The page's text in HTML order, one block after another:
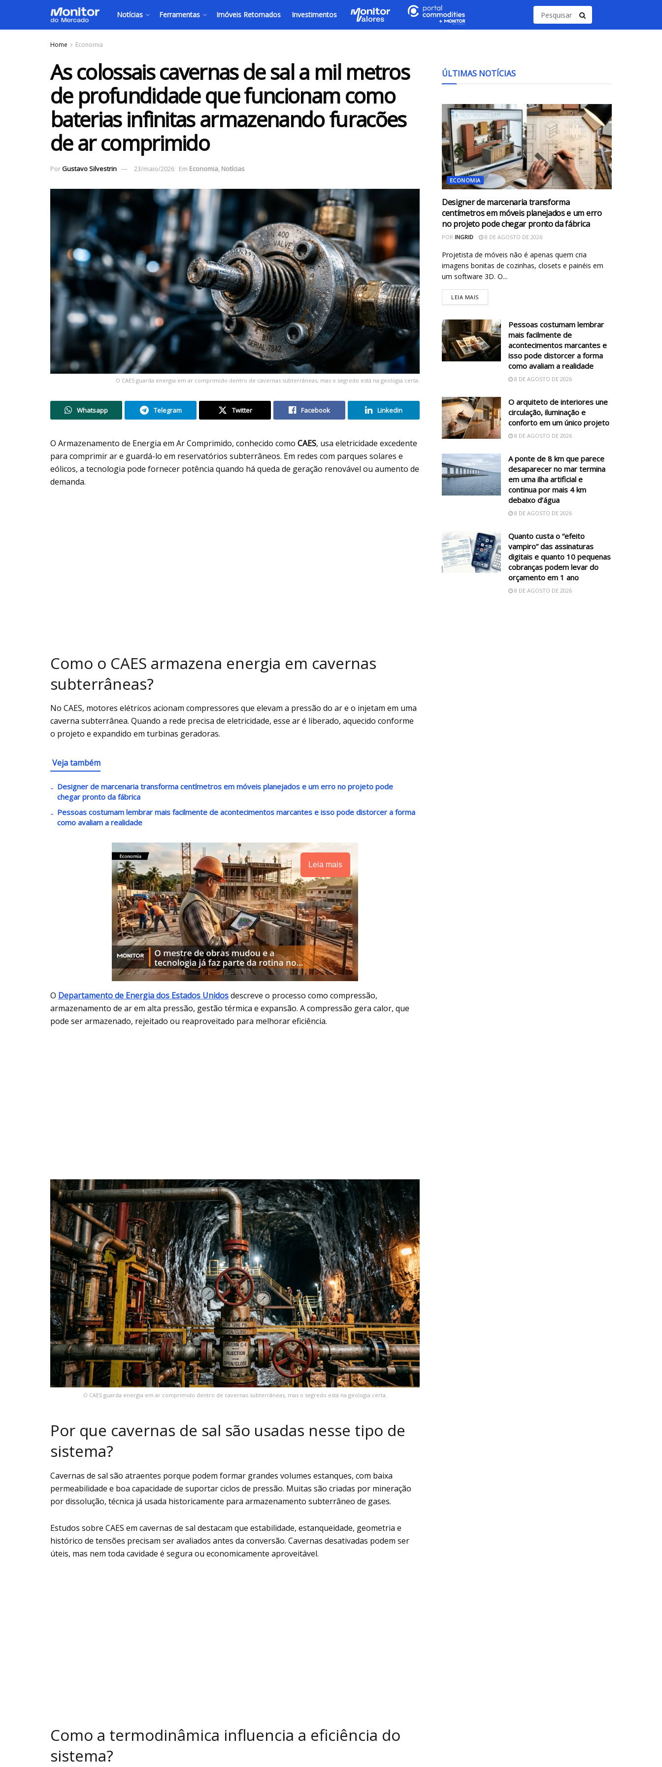
Notícias Ferramentas Imóveis Retomados Investimentos
Home Economia
As colossais cavernas de sal a mil metros
de profundidade que funcionam como
baterias infinitas armazenando furacões
de ar comprimido
PorGustavo Silvestrin 23/maio/2026 Em Economia, Notícias
O CAES guarda energia em ar comprimido dentro de cavernas subterrâneas, mas o segredo está na geologia certa.
Whatsapp Telegram Twitter Facebook Linkedin
O Armazenamento de Energia em Ar Comprimido, conhecido como CAES, usa eletricidade excedente
para comprimir ar e guardá-lo em reservatórios subterrâneos. Em redes com parques solares e
eólicos, a tecnologia pode fornecer potência quando há queda de geração renovável ou aumento de
demanda.
Como o CAES armazena energia em cavernas
subterrâneas?
No CAES, motores elétricos acionam compressores que elevam a pressão do ar e o injetam em uma
caverna subterrânea. Quando a rede precisa de eletricidade, esse ar é liberado, aquecido conforme
o projeto e expandido em turbinas geradoras.
Veja também
Designer de marcenaria transforma centímetros em móveis planejados e um erro no projeto pode
chegar pronto da fábrica
Pessoas costumam lembrar mais facilmente de acontecimentos marcantes e isso pode distorcer a forma
como avaliam a realidade
Leia mais
O Departamento de Energia dos Estados Unidosdescreve o processo como compressão,
armazenamento de ar em alta pressão, gestão térmica e expansão. A compressão gera calor, que
pode ser armazenado, rejeitado ou reaproveitado para melhorar eficiência.
O CAES guarda energia em ar comprimido dentro de cavernas subterrâneas, mas o segredo está na geologia certa.
Por que cavernas de sal são usadas nesse tipo de
sistema?
Cavernas de sal são atraentes porque podem formar grandes volumes estanques, com baixa
permeabilidade e boa capacidade de suportar ciclos de pressão. Muitas são criadas por mineração
por dissolução, técnica já usada historicamente para armazenamento subterrâneo de gases.
Estudos sobre CAES em cavernas de sal destacam que estabilidade, estanqueidade, geometria e
histórico de tensões precisam ser avaliados antes da conversão. Cavernas desativadas podem ser
úteis, mas nem toda cavidade é segura ou economicamente aproveitável.
Como a termodinâmica influencia a eficiência do
sistema?
ÚLTIMAS NOTÍCIAS
ECONOMIA
Designer de marcenaria transforma
centímetros em móveis planejados e um erro
no projeto pode chegar pronto da fábrica
POR INGRID 8 DE AGOSTO DE 2026
Projetista de móveis não é apenas quem cria
imagens bonitas de cozinhas, closets e painéis em
um software 3D. O...
LEIA MAIS
Pessoas costumam lembrar
mais facilmente de
acontecimentos marcantes e
isso pode distorcer a forma
como avaliam a realidade
8 DE AGOSTO DE 2026
O arquiteto de interiores une
circulação, iluminação e
conforto em um único projeto
8 DE AGOSTO DE 2026
A ponte de 8 km que parece
desaparecer no mar termina
em uma ilha artificial e
continua por mais 4 km
debaixo d’água
8 DE AGOSTO DE 2026
Quanto custa o “efeito
vampiro” das assinaturas
digitais e quanto 10 pequenas
cobranças podem levar do
orçamento em 1 ano
8 DE AGOSTO DE 2026